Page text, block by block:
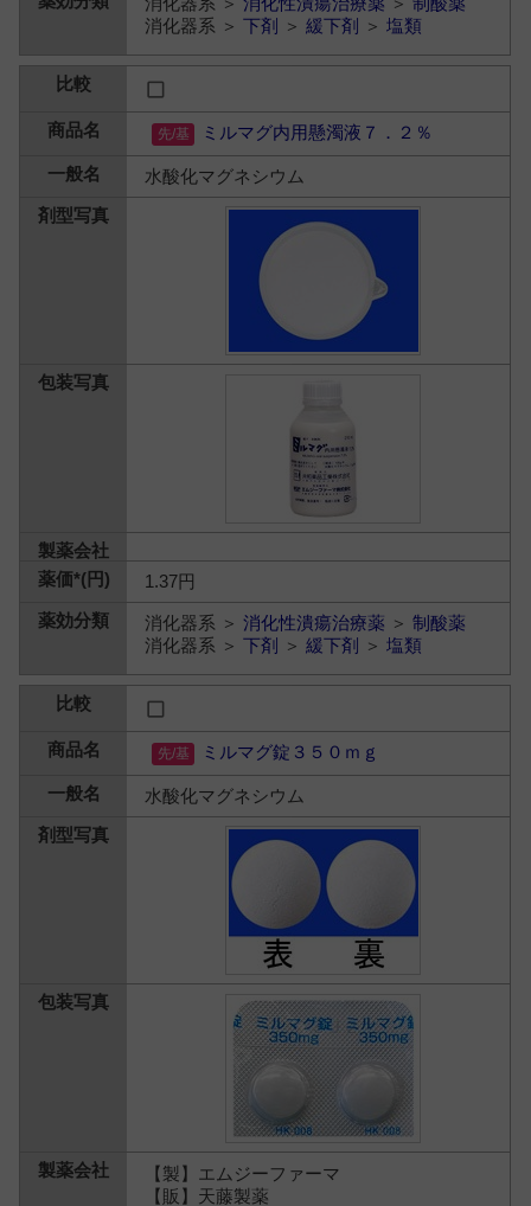
消化器系 ＞下剤 ＞緩下剤 ＞塩類
ミルマグ内用懸濁液７．２％
水酸化マグネシウム
1.37円
消化器系 ＞消化性潰瘍治療薬 ＞制酸薬
消化器系 ＞下剤 ＞緩下剤 ＞塩類
ミルマグ錠３５０ｍｇ
水酸化マグネシウム
【製】エムジーファーマ
【販】天藤製薬